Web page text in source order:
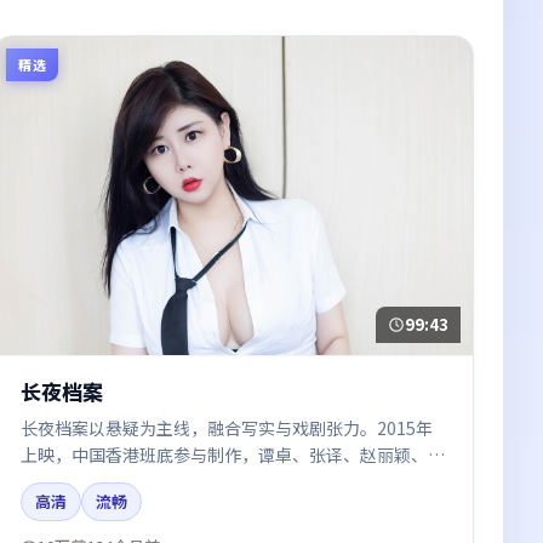
精选
99:43
长夜档案
长夜档案以悬疑为主线，融合写实与戏剧张力。2015年
上映，中国香港班底参与制作，谭卓、张译、赵丽颖、章
子怡、易烊千玺在片中呈现细腻表演，影像风格统一，配
乐与剪辑强化了情绪曲线。
高清
流畅